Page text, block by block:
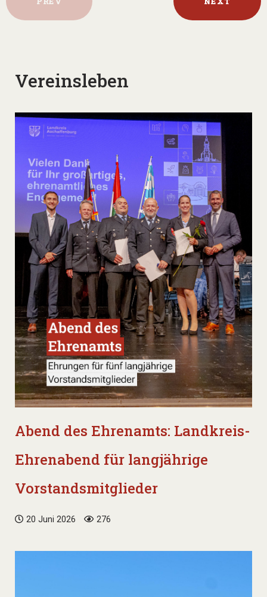
Vereinsleben
Abend des Ehrenamts: Landkreis-
Ehrenabend für langjährige
Vorstandsmitglieder
20 Juni 2026 276